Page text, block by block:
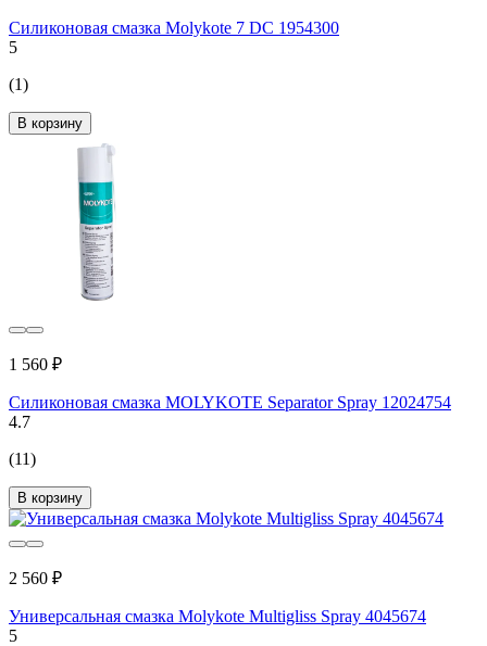
Силиконовая смазка Molykote 7 DC 1954300
5
(1)
В корзину
1 560 ₽
Силиконовая смазка MOLYKOTE Separator Spray 12024754
4.7
(11)
В корзину
2 560 ₽
Универсальная смазка Molykote Multigliss Spray 4045674
5